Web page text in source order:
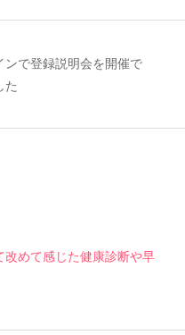
ンで登録説明会を開催で
た
めて感じた健康診断や早